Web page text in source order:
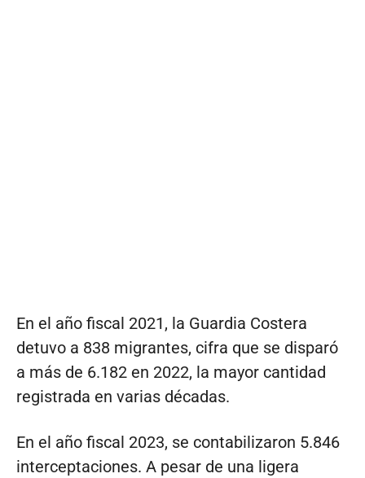
En el año fiscal 2021, la Guardia Costera
detuvo a 838 migrantes, cifra que se disparó
a más de 6.182 en 2022, la mayor cantidad
registrada en varias décadas.
En el año fiscal 2023, se contabilizaron 5.846
interceptaciones. A pesar de una ligera